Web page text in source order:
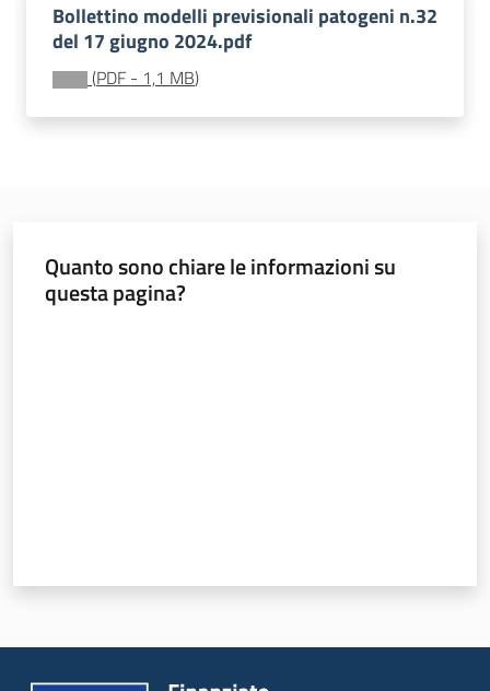
caccia e
Argomenti
Bollettino modelli previsionali patogeni n.32
del 17 giugno 2024.pdf
(PDF - 1,1 MB)
Quanto sono chiare le informazioni su
questa pagina?